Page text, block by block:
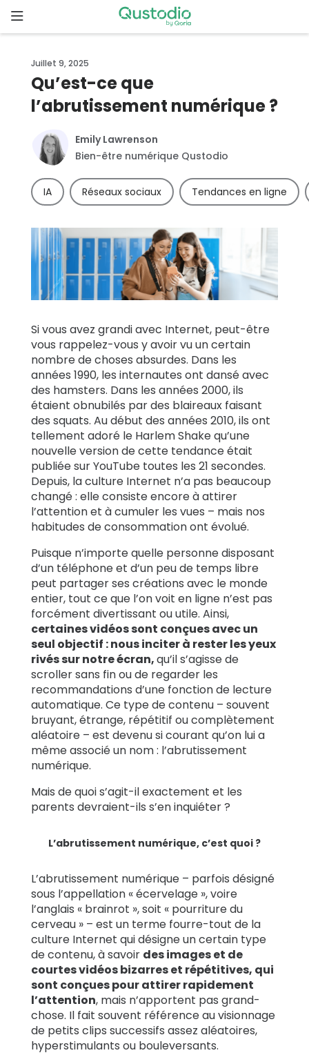
to
content
d’accueil
Pourquoi
Fonctionnalités
Téléchargements
Tarifs
Témoignages
de familles
renseigner
Assistance
Se connecter S’inscrire
Juillet 9, 2025
Qu’est-ce que
l’abrutissement numérique ?
Emily Lawrenson
Bien-être numérique Qustodio
IA Réseaux sociaux Tendances en ligne
Si vous avez grandi avec Internet, peut-être
vous rappelez-vous y avoir vu un certain
nombre de choses absurdes. Dans les
années 1990, les internautes ont dansé avec
des hamsters. Dans les années 2000, ils
étaient obnubilés par des blaireaux faisant
des squats. Au début des années 2010, ils ont
tellement adoré le Harlem Shake qu’une
nouvelle version de cette tendance était
publiée sur YouTube toutes les 21 secondes.
Depuis, la culture Internet n’a pas beaucoup
changé : elle consiste encore à attirer
l’attention et à cumuler les vues – mais nos
habitudes de consommation ont évolué.
Puisque n’importe quelle personne disposant
d’un téléphone et d’un peu de temps libre
peut partager ses créations avec le monde
entier, tout ce que l’on voit en ligne n’est pas
forcément divertissant ou utile. Ainsi,
certaines vidéos sont conçues avec un
seul objectif : nous inciter à rester les yeux
rivés sur notre écran,qu’il s’agisse de
scroller sans fin ou de regarder les
recommandations d’une fonction de lecture
automatique. Ce type de contenu – souvent
bruyant, étrange, répétitif ou complètement
aléatoire – est devenu si courant qu’on lui a
même associé un nom : l’abrutissement
numérique.
Mais de quoi s’agit-il exactement et les
parents devraient-ils s’en inquiéter ?
L’abrutissement numérique, c’est quoi ?
L’abrutissement numérique – parfois désigné
sous l’appellation « écervelage », voire
l’anglais « brainrot », soit « pourriture du
cerveau » – est un terme fourre-tout de la
culture Internet qui désigne un certain type
de contenu, à savoir des images et de
courtes vidéos bizarres et répétitives, qui
sont conçues pour attirer rapidement
l’attention, mais n’apportent pas grand-
chose. Il fait souvent référence au visionnage
de petits clips successifs assez aléatoires,
hyperstimulants ou bouleversants.